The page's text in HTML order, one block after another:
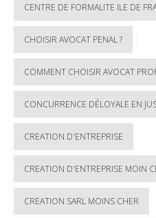
CENTRE DE FORMALITE ILE DE
CHOISIR AVOCAT PENAL ?
COMMENT CHOISIR AVOCAT
CONCURRENCE DÉLOYALE EN
CREATION D'ENTREPRISE
CREATION D'ENTREPRISE MOIN
CREATION SARL MOINS CHER